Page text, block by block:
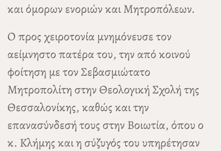
και όμορων ενοριών και Μητροπόλεων.
Ο προς χειροτονία μνημόνευσε τον
αείμνηστο πατέρα του, την από κοινού
φοίτηση με τον Σεβασμιώτατο
Μητροπολίτη στην Θεολογική Σχολή της
Θεσσαλονίκης, καθώς και την
επανασύνδεσή τους στην Βοιωτία, όπου ο
κ. Κλήμης και η σύζυγός του υπηρέτησαν